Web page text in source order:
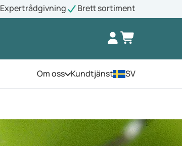
Expertrådgivning Brett sortiment
Om ossÖppna menyn
Kundtjänst SV